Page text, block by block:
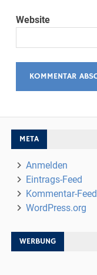
Website
META
Anmelden
Eintrags-Feed
Kommentar-Feed
WordPress.org
WERBUNG